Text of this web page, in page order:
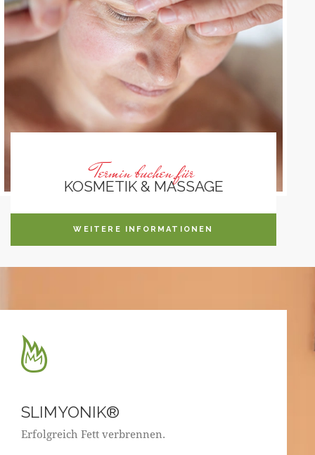
Termin buchen für
KOSMETIK & MASSAGE
WEITERE INFORMATIONEN
SLIMYONIK®
Erfolgreich Fett verbrennen.